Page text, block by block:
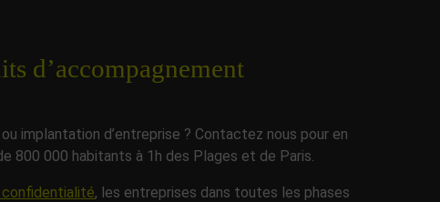
d’accompagnement
implantation d’entreprise ? Contactez nous pour en
800 000 habitants à 1h des Plages et de Paris.
, les entreprises dans toutes les phases